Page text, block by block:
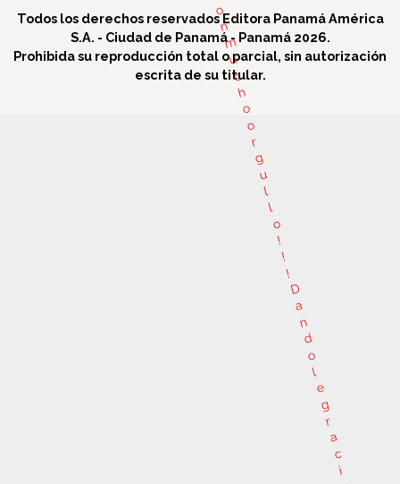
o
n
m
u
c
h
o
o
r
g
u
l
l
o
!
!
!
D
a
n
d
o
l
e
g
r
a
c
i
Todos los derechos reservados Editora Panamá América
S.A. - Ciudad de Panamá - Panamá 2026.
Prohibida su reproducción total o parcial, sin autorización
escrita de su titular.